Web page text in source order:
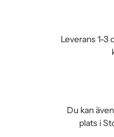
Leverans 1-3
Du kan
plats i